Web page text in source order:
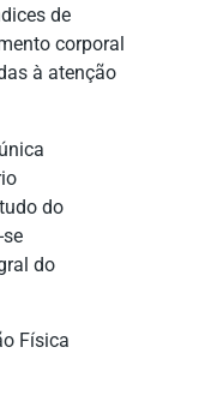
de
corporal
à atenção
do
do
Física